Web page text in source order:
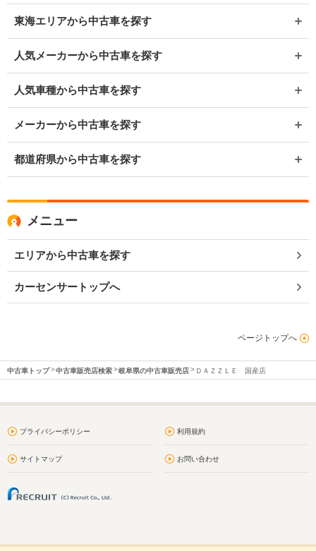
東海エリアから中古車を探す
人気メーカーから中古車を探す
人気車種から中古車を探す
メーカーから中古車を探す
都道府県から中古車を探す
メニュー
エリアから中古車を探す
カーセンサートップへ
ページトップへ
中古車トップ 中古車販売店検索 岐阜県の中古車販売店 ＤＡＺＺＬＥ 国産店
プライバシーポリシー 利用規約
サイトマップ お問い合わせ